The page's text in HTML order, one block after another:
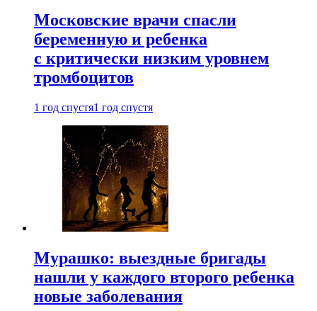
Московские врачи спасли
беременную и ребенка
с критически низким уровнем
тромбоцитов
1 год спустя1 год спустя
Мурашко: выездные бригады
нашли у каждого второго ребенка
новые заболевания